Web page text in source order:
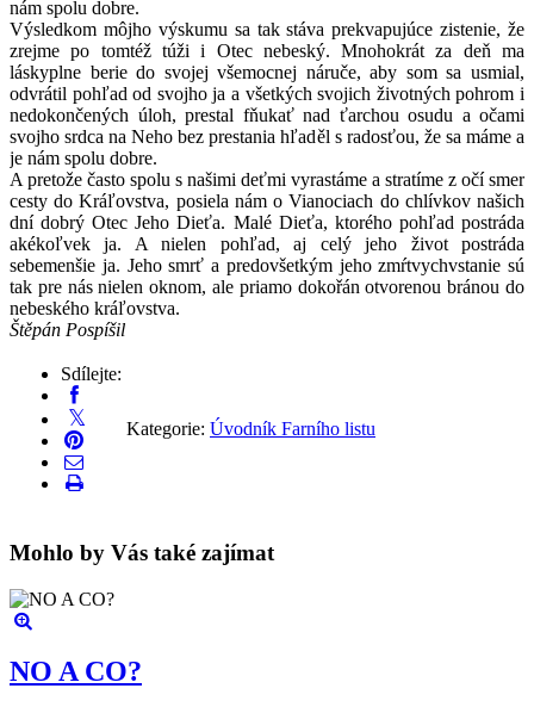
nám spolu dobre.
Výsledkom môjho výskumu sa tak stáva prekvapujúce zistenie, že
zrejme po tomtéž túži i Otec nebeský. Mnohokrát za deň ma
láskyplne berie do svojej všemocnej náruče, aby som sa usmial,
odvrátil pohľad od svojho ja a všetkých svojich životných pohrom i
nedokončených úloh, prestal fňukať nad ťarchou osudu a očami
svojho srdca na Neho bez prestania hľaděl s radosťou, že sa máme a
je nám spolu dobre.
A pretože často spolu s našimi deťmi vyrastáme a stratíme z očí smer
cesty do Kráľovstva, posiela nám o Vianociach do chlívkov našich
dní dobrý Otec Jeho Dieťa. Malé Dieťa, ktorého pohľad postráda
akékoľvek ja. A nielen pohľad, aj celý jeho život postráda
sebemenšie ja. Jeho smrť a predovšetkým jeho zmŕtvychvstanie sú
tak pre nás nielen oknom, ale priamo dokořán otvorenou bránou do
nebeského kráľovstva.
Štěpán Pospíšil
Sdílejte:
Kategorie: Úvodník Farního listu
Mohlo by Vás také zajímat
NO A CO?